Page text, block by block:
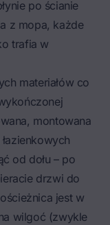
po ścianie
z mopa, każde
trafia w
materiałów co
, montowana
od dołu – po
drzwi do
jest w
wilgoć (zwykle